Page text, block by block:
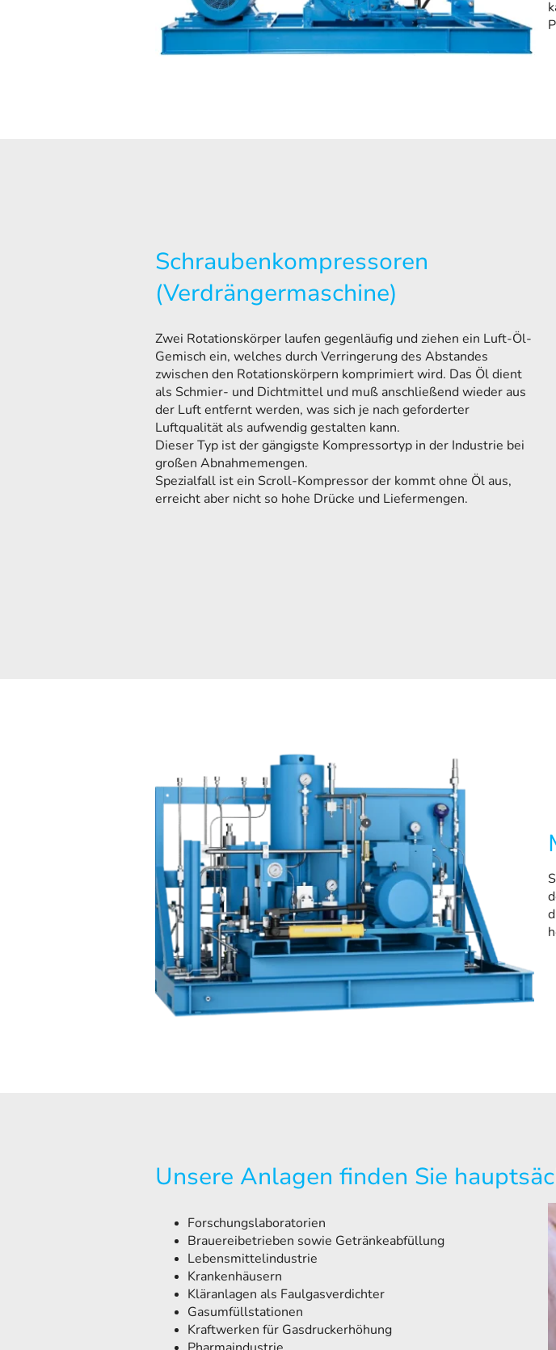
Schraubenkompressoren
(Verdrängermaschine)
Zwei Rotationskörper laufen gegenläufig und ziehen ein Luft-Öl-
Gemisch ein, welches durch Verringerung des Abstandes
zwischen den Rotationskörpern komprimiert wird. Das Öl dient
als Schmier- und Dichtmittel und muß anschließend wieder aus
der Luft entfernt werden, was sich je nach geforderter
Luftqualität als aufwendig gestalten kann.
Dieser Typ ist der gängigste Kompressortyp in der Industrie bei
großen Abnahmemengen.
Spezialfall ist ein Scroll-Kompressor der kommt ohne Öl aus,
erreicht aber nicht so hohe Drücke und Liefermengen.
Unsere Anlagen finden Sie
Forschungslaboratorien
Brauereibetrieben sowie Getränkeabfüllung
Lebensmittelindustrie
Krankenhäusern
Kläranlagen als Faulgasverdichter
Gasumfüllstationen
Kraftwerken für Gasdruckerhöhung